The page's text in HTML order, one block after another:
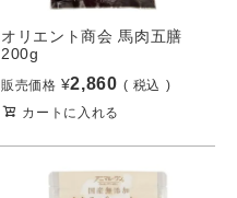
オリエント商会 馬肉五膳
200g
販売価格 ¥2,860
税込
カートに入れる